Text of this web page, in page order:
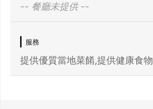
-- 餐廳未提供 --
服務
提供優質當地菜餚,提供健康食物